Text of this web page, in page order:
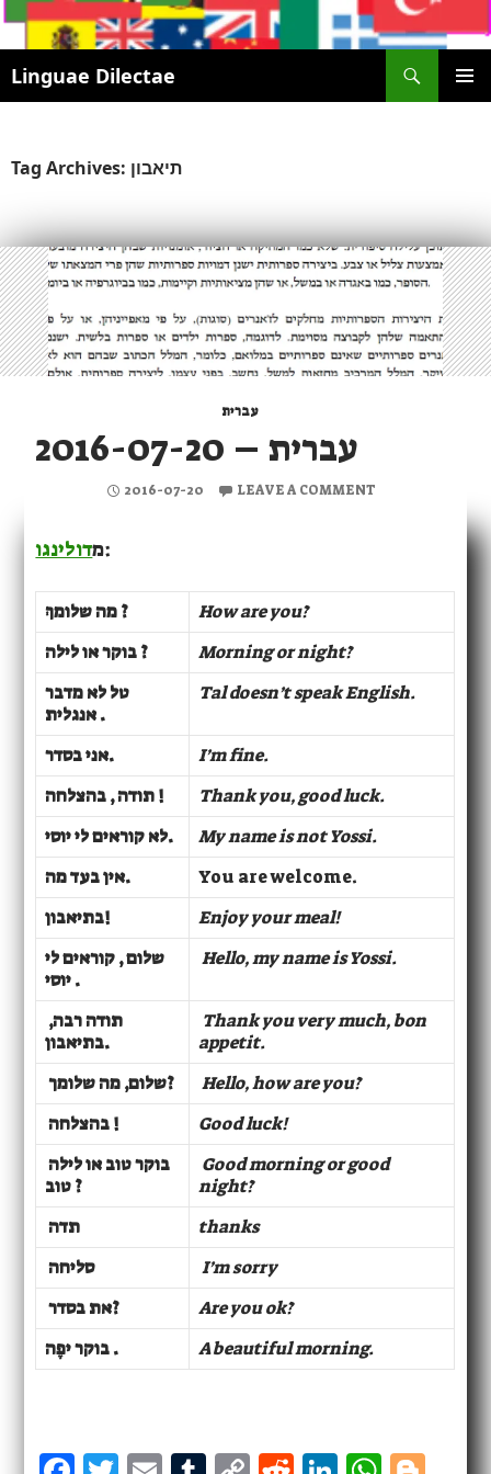
Linguae Dilectae
SKIP
Tag Archives: תיאבון
עברית
עברית – 2016-07-20
2016-07-20 LEAVE A COMMENT
מדולינגו :
מה שלומךְ ?
How are you?
בוקר או לילה ?
Morning or night?
טל לא מדבר
אנגלית .
Tal doesn’t speak English.
אני בסדר.
I’m fine.
תודה , בהצלחה !
Thank you, good luck.
לא קוראים לי יוסי.
My name is not Yossi.
אין בעד מה.
You are welcome.
בתיאבון!
Enjoy your meal!
שלום , קוראים לי
יוסי .
Hello, my name is Yossi.
בתיאבון.
Thank you very much, bon
appetit.
שלום, מה שלומך?
Hello, how are you?
בהצלחה !
Good luck!
בוקר טוב או לילה
טוב ?
Good morning or good
night?
תדה
thanks
סליחה
I’m sorry
את בסדר?
Are you ok?
בוקר יפֶה .
A beautiful morning.